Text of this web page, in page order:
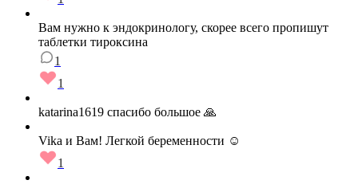
Вам нужно к эндокринологу, скорее всего пропишут
таблетки тироксина
1
1
katarina1619 спасибо большое 🙏
Vika и Вам! Легкой беременности ☺️
1